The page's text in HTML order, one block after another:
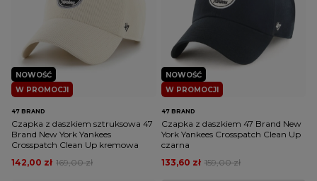
W PROMOCJI
NOWOŚĆ
47 BRAND
Czapka z daszkiem sztruksowa 47
Brand New York Yankees
Crosspatch Clean Up kremowa
169,00 zł
142,00 zł
W PROMOCJI
NOWOŚĆ
47 BRAND
Czapka z daszkiem 47 Brand New
York Yankees Crosspatch Clean Up
czarna
159,00 zł
133,60 zł